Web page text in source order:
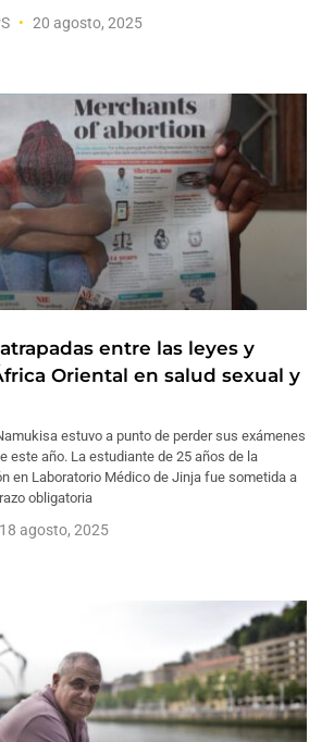
20 agosto, 2025
entre las leyes y
Oriental en salud sexual y
estuvo a punto de perder sus exámenes
este año. La estudiante de 25 años de la
en Laboratorio Médico de Jinja fue sometida a
obligatoria
18 agosto, 2025